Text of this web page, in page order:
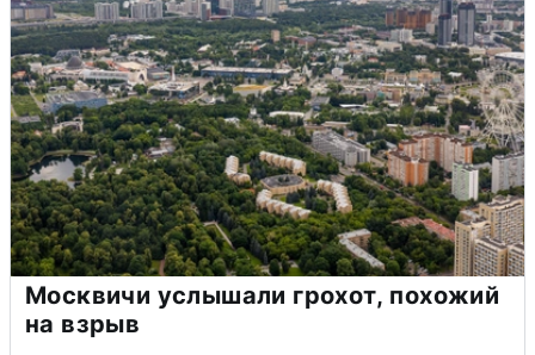
Москвичи услышали грохот, похожий
на взрыв